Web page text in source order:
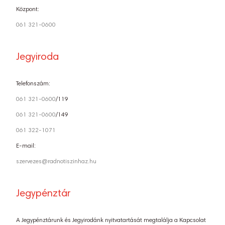
Központ:
061 321-0600
Jegyiroda
Telefonszám:
061 321-0600/119
061 321-0600/149
061 322-1071
E-mail:
szervezes@radnotiszinhaz.hu
Jegypénztár
A Jegypénztárunk és Jegyirodánk nyitvatartását megtalálja a Kapcsolat